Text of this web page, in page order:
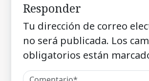
Responder
Tu dirección de correo
no será publicada. Los
obligatorios están